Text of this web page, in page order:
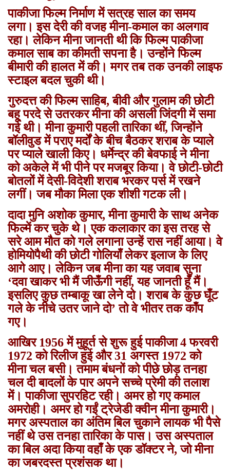
पाकीजा फिल्म निर्माण में सत्रह साल का समय
लगा। इस देरी की वजह मीना-कमाल का अलगाव
रहा। लेकिन मीना जानती थी कि फिल्म पाकीजा
कमाल साब का कीमती सपना है। उन्होंने फिल्म
बीमारी की हालत में की। मगर तब तक उनकी लाइफ
स्टाइल बदल चुकी थी।
गुरुदत्त की फिल्म साहिब, बीवी और गुलाम की छोटी
बहू परदे से उतरकर मीना की असली जिंदगी में समा
गई थी। मीना कुमारी पहली तारिका थीं, जिन्होंने
बॉलीवुड में पराए मर्दों के बीच बैठकर शराब के प्याले
पर प्याले खाली किए। धर्मेन्द्र की बेवफाई ने मीना
को अकेले में भी पीने पर मजबूर किया। वे छोटी-छोटी
बोतलों में देसी-विदेशी शराब भरकर पर्स में रखने
लगीं। जब मौका मिला एक शीशी गटक ली।
दादा मुनि अशोक कुमार, मीना कुमारी के साथ अनेक
फिल्में कर चुके थे। एक कलाकार का इस तरह से
सरे आम मौत को गले लगाना उन्हें रास नहीं आया। वे
होमियोपैथी की छोटी गोलियाँ लेकर इलाज के लिए
आगे आए। लेकिन जब मीना का यह जवाब सुना
‘दवा खाकर भी मैं जीऊँगी नहीं, यह जानती हूँ मैं।
इसलिए कुछ तम्बाकू खा लेने दो। शराब के कुछ घूँट
गले के नीचे उतर जाने दो’ तो वे भीतर तक काँप
गए।
आखिर 1956 में मुहूर्त से शुरू हुई पाकीजा 4 फरवरी
1972 को रिलीज हुई और 31 अगस्त 1972 को
मीना चल बसी। तमाम बंधनों को पीछे छोड़ तनहा
चल दी बादलों के पार अपने सच्चे प्रेमी की तलाश
में। पाकीजा सुपरहिट रही। अमर हो गए कमाल
अमरोही। अमर हो गईं ट्रेजेडी क्वीन मीना कुमारी।
मगर अस्पताल का अंतिम बिल चुकाने लायक भी पैसे
नहीं थे उस तनहा तारिका के पास। उस अस्पताल
का बिल अदा किया वहाँ के एक डॉक्टर ने, जो मीना
का जबरदस्त प्रशंसक था।